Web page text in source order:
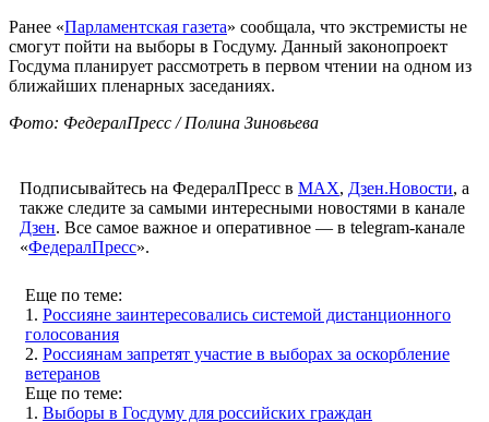
Ранее «Парламентская газета» сообщала, что экстремисты не
смогут пойти на выборы в Госдуму. Данный законопроект
Госдума планирует рассмотреть в первом чтении на одном из
ближайших пленарных заседаниях.
Фото: ФедералПресс / Полина Зиновьева
Подписывайтесь на ФедералПресс в МАХ, Дзен.Новости, а
также следите за самыми интересными новостями в канале
Дзен. Все самое важное и оперативное — в telegram-канале
«ФедералПресс».
Еще по теме:
1. Россияне заинтересовались системой дистанционного
голосования
2. Россиянам запретят участие в выборах за оскорбление
ветеранов
Еще по теме:
1. Выборы в Госдуму для российских граждан